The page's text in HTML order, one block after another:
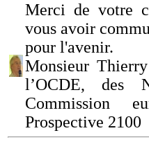
Merci de votre
vous avoir
pour l'avenir.
Monsieur
l’OCDE, des
Commission
Prospective 2100